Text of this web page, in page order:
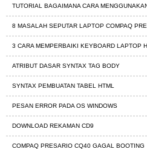
TUTORIAL BAGAIMANA CARA
8 MASALAH SEPUTAR LAPTOP COMPAQ
3 CARA MEMPERBAIKI KEYBOARD LAPTOP
ATRIBUT DASAR SYNTAX TAG BODY
SYNTAX PEMBUATAN TABEL HTML
PESAN ERROR PADA OS WINDOWS
DOWNLOAD REKAMAN CD9
COMPAQ PRESARIO CQ40 GAGAL BOOTING